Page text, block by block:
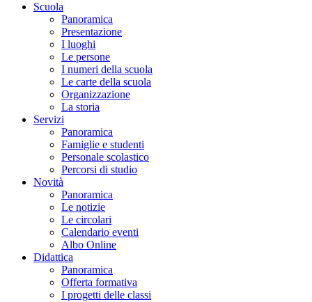
Scuola
Panoramica
Presentazione
I luoghi
Le persone
I numeri della scuola
Le carte della scuola
Organizzazione
La storia
Servizi
Panoramica
Famiglie e studenti
Personale scolastico
Percorsi di studio
Novità
Panoramica
Le notizie
Le circolari
Calendario eventi
Albo Online
Didattica
Panoramica
Offerta formativa
I progetti delle classi